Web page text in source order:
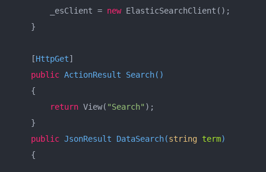
        _esClient =
new ElasticSearchClient();
    }
    [
HttpGet]
public ActionResult Search( )
    {
return View( "Search" );
    }
public JsonResult DataSearch(string term)
    {